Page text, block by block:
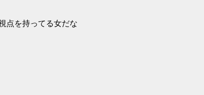
点を持ってる女だな